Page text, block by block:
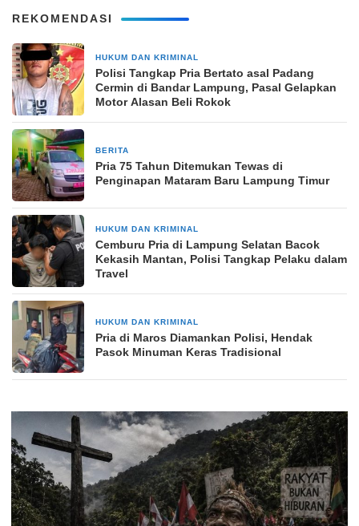
REKOMENDASI
HUKUM DAN KRIMINAL
Polisi Tangkap Pria Bertato asal Padang
Cermin di Bandar Lampung, Pasal Gelapkan
Motor Alasan Beli Rokok
BERITA
Pria 75 Tahun Ditemukan Tewas di
Penginapan Mataram Baru Lampung Timur
HUKUM DAN KRIMINAL
Cemburu Pria di Lampung Selatan Bacok
Kekasih Mantan, Polisi Tangkap Pelaku dalam
Travel
HUKUM DAN KRIMINAL
Pria di Maros Diamankan Polisi, Hendak
Pasok Minuman Keras Tradisional